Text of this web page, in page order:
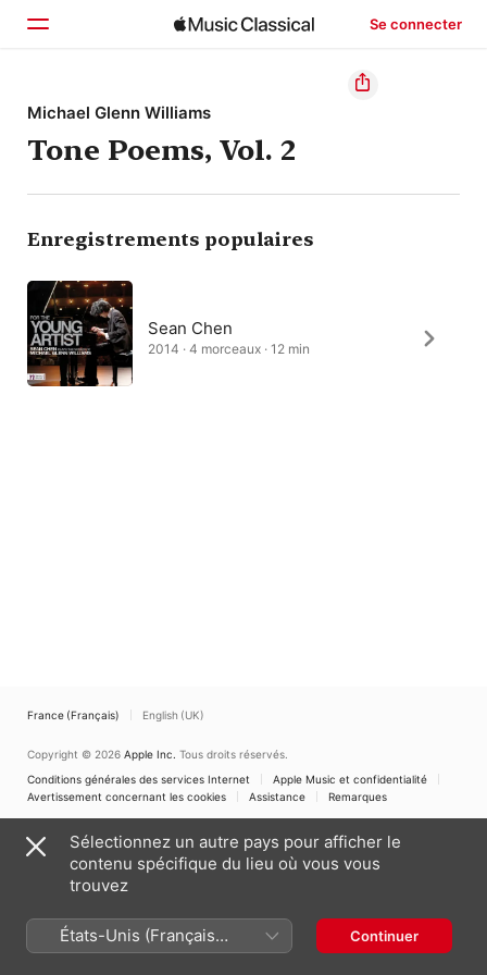
Se connecter
Accueil
Parcourir
Rechercher
Michael Glenn Williams
Tone Poems, Vol. 2
Enregistrements populaires
Sean Chen
2014 · 4 morceaux · 12 min
France (Français) English (UK)
Copyright © 2026 Apple Inc. Tous droits réservés.
Conditions générales des services Internet
Apple Music et confidentialité
Avertissement concernant les cookies
Assistance Remarques
Sélectionnez un autre pays pour afficher le
contenu spécifique du lieu où vous vous
trouvez
États-Unis (Français
France)
Continuer